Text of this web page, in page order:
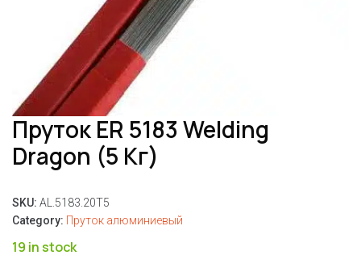
Пруток ER 5183 Welding
Dragon (5 Кг)
SKU: AL.5183.20T5
Category: Пруток алюминиевый
19 in stock
Контакти